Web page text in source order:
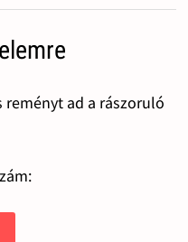
reményt ad a rászoruló